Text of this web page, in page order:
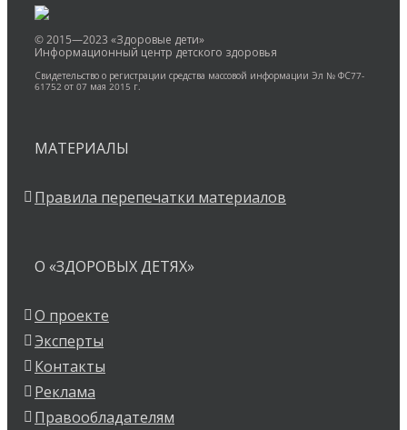
© 2015—2023 «Здоровые дети»
Информационный центр детского здоровья
Свидетельство о регистрации средства массовой информации Эл № ФС77-
61752 от 07 мая 2015 г.
МАТЕРИАЛЫ
Правила перепечатки материалов
О «ЗДОРОВЫХ ДЕТЯХ»
О проекте
Эксперты
Контакты
Реклама
Правообладателям